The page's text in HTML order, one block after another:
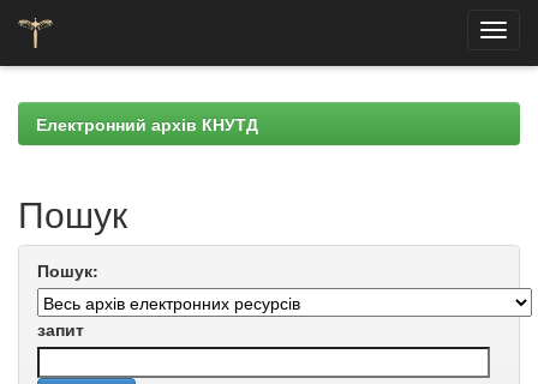
navigationЕлектронний архів КНУТД
Пошук
Пошук:
запит